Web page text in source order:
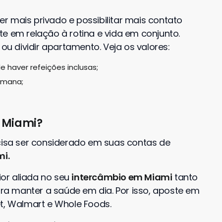
mais privado e possibilitar mais contato
em relação à rotina e vida em conjunto.
dividir apartamento. Veja os valores:
haver refeições inclusas;
?
ser considerado em suas contas de
aliada no seu intercâmbio em Miami tanto
manter a saúde em dia. Por isso, aposte em
e Whole Foods.